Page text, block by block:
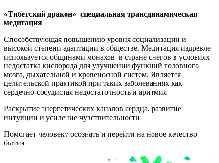
«Тибетский дракон» специальная трансдинамическая
медитация
Способствующая повышению уровня социализации и
высокой степени адаптации в обществе. Медитация издревле
используется общинами монахов в стране снегов в условиях
недостатка кислорода для улучшении функций головного
мозга, дыхательной и кровеносной систем. Является
целительской практикой при таких заболеваниях как
сердечно-сосудистая недостаточность и аритмия
Раскрытие энергетических каналов сердца, развитие
интуиции и усиление чувствительности
Помогает человеку осознать и перейти на новое качество
бытия